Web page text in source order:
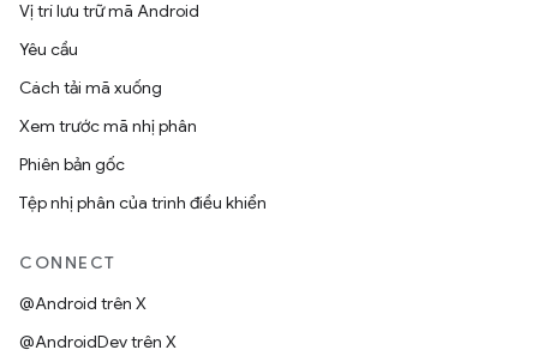
Vị trí lưu trữ mã Android
Yêu cầu
Cách tải mã xuống
Xem trước mã nhị phân
Phiên bản gốc
Tệp nhị phân của trình điều khiển
CONNECT
@Android trên X
@AndroidDev trên X